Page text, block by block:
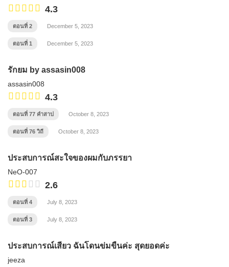
4.3
ตอนที่ 2 December 5, 2023
ตอนที่ 1 December 5, 2023
รักยม by assasin008
assasin008
4.3
ตอนที่ 77 คำสาป October 8, 2023
ตอนที่ 76 วิถี October 8, 2023
ประสบการณ์สะใจของผมกับภรรยา
NeO-007
2.6
ตอนที่ 4 July 8, 2023
ตอนที่ 3 July 8, 2023
ประสบการณ์เสียว ฉันโดนข่มขืนค่ะ สุดยอดค่ะ
jeeza